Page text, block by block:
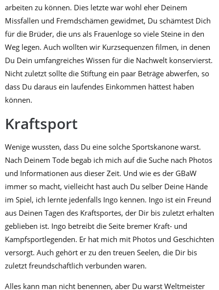
arbeiten zu können. Dies letzte war wohl eher Deinem
Missfallen und Fremdschämen gewidmet, Du schämtest Dich
für die Brüder, die uns als Frauenloge so viele Steine in den
Weg legen. Auch wollten wir Kurzsequenzen filmen, in denen
Du Dein umfangreiches Wissen für die Nachwelt konservierst.
Nicht zuletzt sollte die Stiftung ein paar Beträge abwerfen, so
dass Du daraus ein laufendes Einkommen hättest haben
können.
Kraftsport
Wenige wussten, dass Du eine solche Sportskanone warst.
Nach Deinem Tode begab ich mich auf die Suche nach Photos
und Informationen aus dieser Zeit. Und wie es der GBaW
immer so macht, vielleicht hast auch Du selber Deine Hände
im Spiel, ich lernte jedenfalls Ingo kennen. Ingo ist ein Freund
aus Deinen Tagen des Kraftsportes, der Dir bis zuletzt erhalten
geblieben ist. Ingo betreibt die Seite bremer Kraft- und
Kampfsportlegenden. Er hat mich mit Photos und Geschichten
versorgt. Auch gehört er zu den treuen Seelen, die Dir bis
zuletzt freundschaftlich verbunden waren.
Alles kann man nicht benennen, aber Du warst Weltmeister